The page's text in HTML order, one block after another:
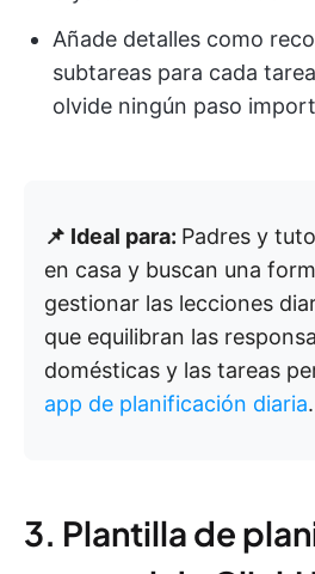
Añade detalles como
subtareas para cada
olvide ningún paso
📌 Ideal para: Padres y
en casa y buscan una
gestionar las lecciones
que equilibran las
domésticas y las tareas
app de planificación diaria.
3. Plantilla de